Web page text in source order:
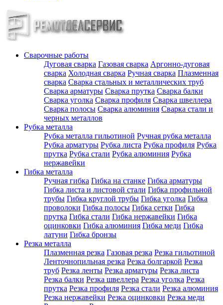
Сварочные работы
Дуговая сварка Газовая сварка Аргонно-дуговая
сварка Холодная сварка Ручная сварка Плазменная
сварка Сварка стальных и металлических труб
Сварка арматуры Сварка прутка Сварка балки
Сварка уголка Сварка профиля Сварка швеллера
Сварка полосы Сварка алюминия Сварка стали и
черных металлов
Рубка металла
Рубка металла гильотиной Ручная рубка металла
Рубка арматуры Рубка листа Рубка профиля Рубка
прутка Рубка стали Рубка алюминия Рубка
нержавейки
Гибка металла
Ручная гибка Гибка на станке Гибка арматуры
Гибка листа и листовой стали Гибка профильной
трубы Гибка круглой трубы Гибка уголка Гибка
проволоки Гибка полосы Гибка сетки Гибка
прутка Гибка стали Гибка нержавейки Гибка
оцинковки Гибка алюминия Гибка меди Гибка
латуни Гибка бронзы
Резка металла
Плазменная резка Газовая резка Резка гильотиной
Ленточнопильная резка Резка болгаркой Резка
труб Резка ленты Резка арматуры Резка листа
Резка балки Резка швеллера Резка уголка Резка
прутка Резка профиля Резка стали Резка алюминия
Резка нержавейки Резка оцинковки Резка меди